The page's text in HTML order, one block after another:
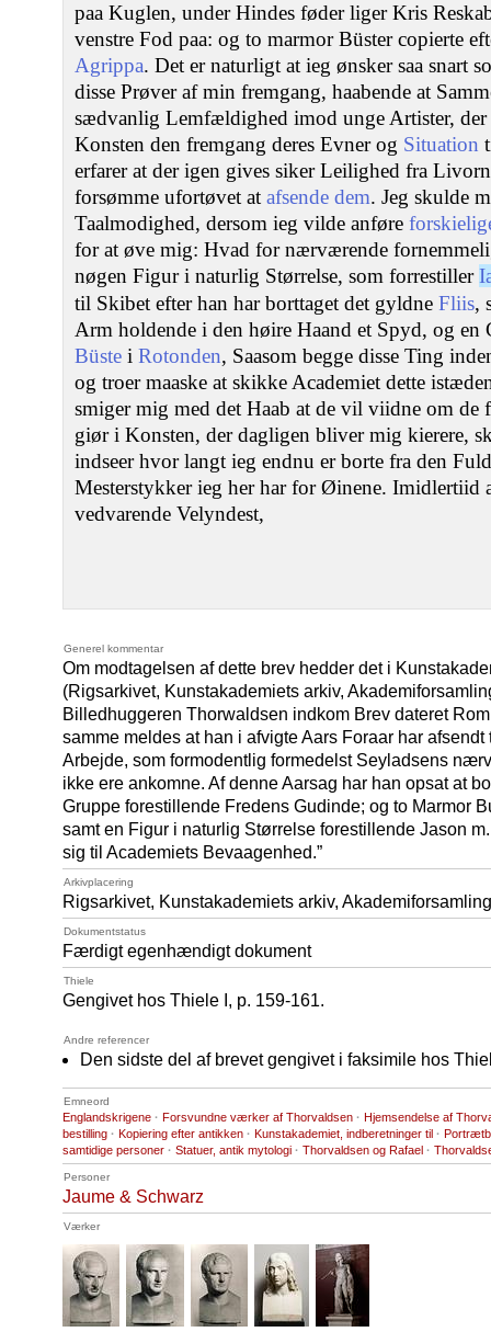
paa Kuglen, under Hindes føder liger Kris
venstre Fod paa: og to marmor Büster copierte
Agrippa. Det er naturligt at ieg ønsker saa snart
disse Prøver af min fremgang, haabende at
sædvanlig Lemfældighed imod unge Artister,
Konsten den fremgang deres Evner og Situation
erfarer at der igen gives siker Leilighed fra
forsømme ufortøvet at afsende dem. Jeg skulde
Taalmodighed, dersom ieg vilde anføre
for at øve mig: Hvad for nærværende
nøgen Figur i naturlig Størrelse, som forrestiller
til Skibet efter han har borttaget det gyldne Fliis,
Arm holdende i den høire Haand et Spyd, og
Büste i Rotonden, Saasom begge disse Ting
og troer maaske at skikke Academiet dette
smiger mig med det Haab at de vil viidne om de
giør i Konsten, der dagligen bliver mig kierere,
indseer hvor langt ieg endnu er borte fra den
Mesterstykker ieg her har for Øinene. Imidlertiid
vedvarende Velyndest,
Generel kommentar
Om modtagelsen af dette brev hedder det i
(Rigsarkivet, Kunstakademiets arkiv,
Billedhuggeren Thorwaldsen indkom Brev dateret
samme meldes at han i afvigte Aars Foraar har
Arbejde, som formodentlig formedelst Seyladsens
ikke ere ankomne. Af denne Aarsag har han opsat at
Gruppe forestillende Fredens Gudinde; og to Marmor
samt en Figur i naturlig Størrelse forestillende Jason
sig til Academiets Bevaagenhed.”
Arkivplacering
Rigsarkivet, Kunstakademiets arkiv,
Dokumentstatus
Færdigt egenhændigt dokument
Thiele
Gengivet hos Thiele I, p. 159-161.
Andre referencer
Den sidste del af brevet gengivet i faksimile hos
Emneord
Englandskrigene · Forsvundne værker af Thorvaldsen · Hjemsendelse af
bestilling · Kopiering efter antikken · Kunstakademiet, indberetninger til ·
samtidige personer · Statuer, antik mytologi · Thorvaldsen og Rafael ·
Personer
Jaume & Schwarz
Værker